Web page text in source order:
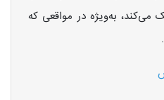
به‌ویژه در مواقعی که